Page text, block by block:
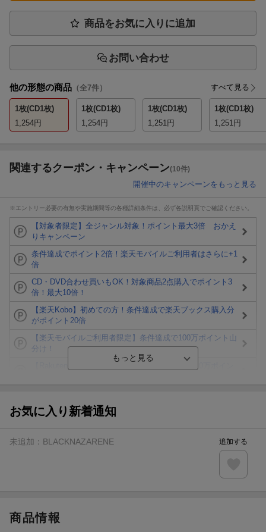
商品をお気に入りに追加
お問い合わせ
他の形態の商品 （全7件） すべて見る
1枚(CD1枚)
1,254円
1枚(CD1枚)
1,254円
1枚(CD1枚)
1,251円
1枚(CD1枚)
1,251円
関連するクーポン・キャンペーン(10件)
開催中のキャンペーンをもっと見る
※エントリー必要の有無や実施期間等の各種詳細条件は、必ず各説明頁でご確認ください。
【対象者限定】全ジャンル対象！ポイント最大3倍 おかえ
りキャンペーン
条件達成でポイント2倍！楽天モバイルご利用者はさらに+1
倍
CD・DVD合わせ買いもOK！対象商品2点購入でポイント3
倍！最大10倍！
【楽天Kobo】初めての方！条件達成で楽天ブックス購入分
がポイント20倍
【楽天モバイルご利用者限定】条件達成で100万ポイント山
分け！
が当たる！
条件達成で楽天限定・宝塚歌劇 宙組貸切公演ペアチケット
エントリー＆条件達成で『鬼滅の刃』オリジナルきんちゃく
お気に入り新着通知
未追加： BLACKNAZARENE 追加する
商品情報